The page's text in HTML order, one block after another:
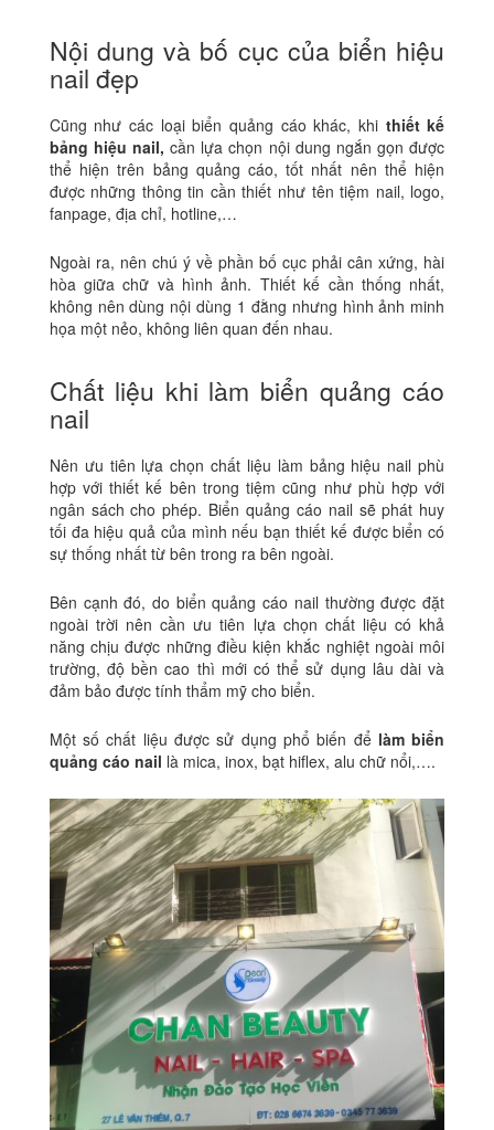
Nội dung và bố cục của biển hiệu
nail đẹp
Cũng như các loại biển quảng cáo khác, khi thiết kế
bảng hiệu nail,cần lựa chọn nội dung ngắn gọn được
thể hiện trên bảng quảng cáo, tốt nhất nên thể hiện
được những thông tin cần thiết như tên tiệm nail, logo,
fanpage, địa chỉ, hotline,…
Ngoài ra, nên chú ý về phần bố cục phải cân xứng, hài
hòa giữa chữ và hình ảnh. Thiết kế cần thống nhất,
không nên dùng nội dùng 1 đằng nhưng hình ảnh minh
họa một nẻo, không liên quan đến nhau.
Chất liệu khi làm biển quảng cáo
nail
Nên ưu tiên lựa chọn chất liệu làm bảng hiệu nail phù
hợp với thiết kế bên trong tiệm cũng như phù hợp với
ngân sách cho phép. Biển quảng cáo nail sẽ phát huy
tối đa hiệu quả của mình nếu bạn thiết kế được biển có
sự thống nhất từ bên trong ra bên ngoài.
Bên cạnh đó, do biển quảng cáo nail thường được đặt
ngoài trời nên cần ưu tiên lựa chọn chất liệu có khả
năng chịu được những điều kiện khắc nghiệt ngoài môi
trường, độ bền cao thì mới có thể sử dụng lâu dài và
đảm bảo được tính thẩm mỹ cho biển.
Một số chất liệu được sử dụng phổ biến để làm biển
quảng cáo nail là mica, inox, bạt hiflex, alu chữ nổi,….